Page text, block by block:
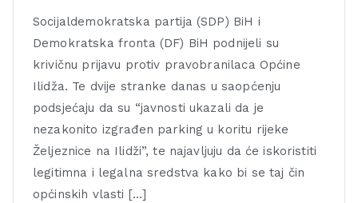
Socijaldemokratska partija (SDP) BiH i
Demokratska fronta (DF) BiH podnijeli su
krivičnu prijavu protiv pravobranilaca Općine
Ilidža. Te dvije stranke danas u saopćenju
podsjećaju da su “javnosti ukazali da je
nezakonito izgrađen parking u koritu rijeke
Željeznice na Ilidži”, te najavljuju da će iskoristiti
legitimna i legalna sredstva kako bi se taj čin
općinskih vlasti […]